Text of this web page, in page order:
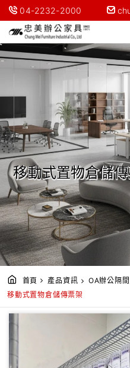
04-2232-2000
移動式置物倉儲
首頁 產品資訊 OA辦公隔
移動式置物倉儲傳票架